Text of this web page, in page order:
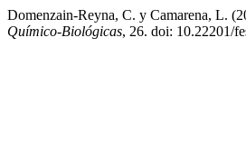
Domenzain-Reyna, C. y Camarena, L.
Químico-Biológicas, 26. doi: 10.22201/